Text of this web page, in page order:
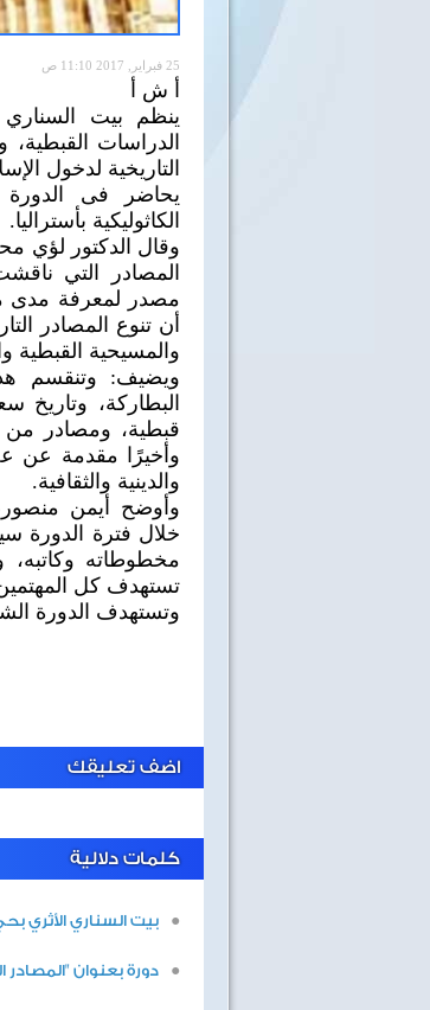
25 فبراير, 2017 11:10 ص
أ ش أ
ينظم بيت السناري
الدراسات
التاريخية لدخول الإسلام
يحاضر فى الدورة
الكاثوليكية بأستراليا.
وقال الدكتور لؤي
المصادر التي
مصدر لمعرفة مدى
أن تنوع المصادر
والمسيحية القبطية
ويضيف: وتنقسم هذه
البطاركة، وتاريخ
قبطية، ومصادر من
وأخيرًا مقدمة عن
والدينية والثقافية.
وأوضح أيمن
خلال فترة الدورة
مخطوطاته وكاتبه،
تستهدف كل
وتستهدف الدورة
اضف تعليقك
كلمات دلالية
بيت السناري الأثري
دورة بعنوان "المصادر
اغاني